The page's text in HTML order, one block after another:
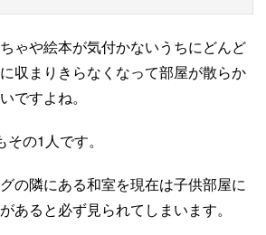
ゃや絵本が気付かないうちにどんど
収まりきらなくなって部屋が散らか
ですよね。
の1人です。
の隣にある和室を現在は子供部屋に
あると必ず見られてしまいます。